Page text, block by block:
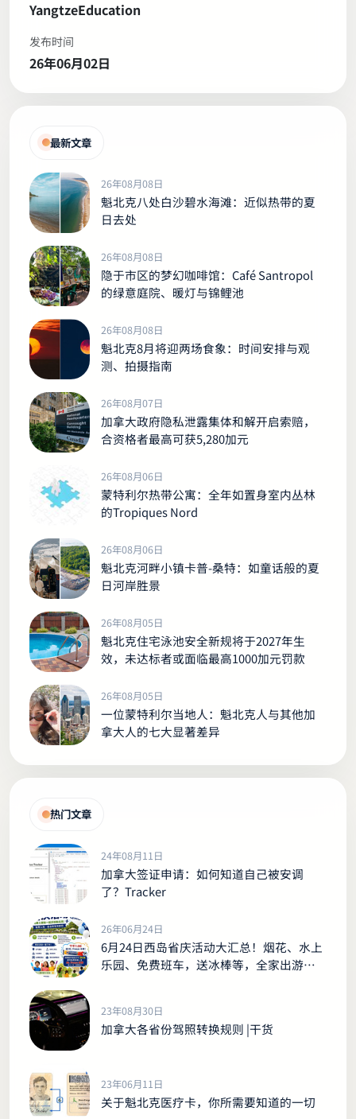
YangtzeEducation
发布时间
26年06月02日
最新文章
26年08月08日
魁北克八处白沙碧水海滩：近似热带的夏
日去处
26年08月08日
隐于市区的梦幻咖啡馆：Café Santropol
的绿意庭院、暖灯与锦鲤池
26年08月08日
魁北克8月将迎两场食象：时间安排与观
测、拍摄指南
26年08月07日
加拿大政府隐私泄露集体和解开启索赔，
合资格者最高可获5,280加元
26年08月06日
蒙特利尔热带公寓：全年如置身室内丛林
的Tropiques Nord
26年08月06日
魁北克河畔小镇卡普-桑特：如童话般的夏
日河岸胜景
26年08月05日
魁北克住宅泳池安全新规将于2027年生
效，未达标者或面临最高1000加元罚款
26年08月05日
一位蒙特利尔当地人：魁北克人与其他加
拿大人的七大显著差异
热门文章
24年08月11日
加拿大签证申请：如何知道自己被安调
了？Tracker
26年06月24日
6月24日西岛省庆活动大汇总！烟花、水上
乐园、免费班车，送冰棒等，全家出游别
23年08月30日
加拿大各省份驾照转换规则 |干货
23年06月11日
关于魁北克医疗卡，你所需要知道的一切